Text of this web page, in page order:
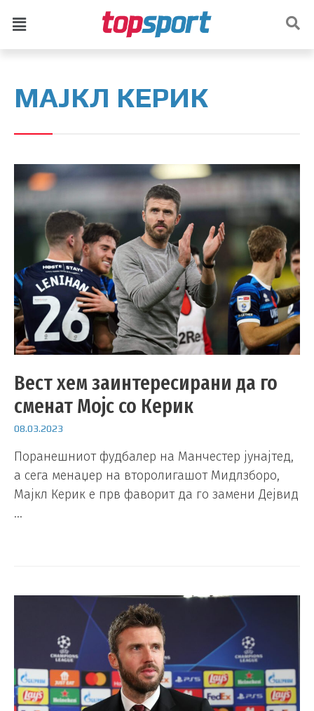
МАЈКЛ КЕРИК
Вест хем заинтересирани да го
сменат Мојс со Керик
08.03.2023
Поранешниот фудбалер на Манчестер јунајтед,
а сега менаџер на второлигашот Мидлзборо,
Мајкл Керик е прв фаворит да го замени Дејвид
…